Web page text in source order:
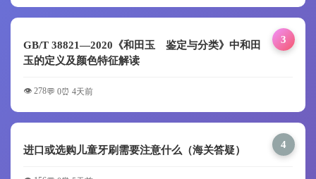
3
GB/T 38821—2020《和田玉 鉴定与分类》中和田
玉的定义及颜色特征解读
👁️ 278💬 0⏰ 4天前
4
进口或选购儿童牙刷需要注意什么（海关答疑）